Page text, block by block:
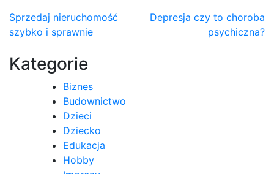
Nawigacja
wpisu
Sprzedaj nieruchomość
szybko i sprawnie
Depresja czy to choroba
psychiczna?
Kategorie
Biznes
Budownictwo
Dzieci
Dziecko
Edukacja
Hobby